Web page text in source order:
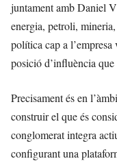
juntament amb Daniel
energia, petroli,
política cap a
posició d’influència
Precisament és en
construir el que és
conglomerat integra
configurant una